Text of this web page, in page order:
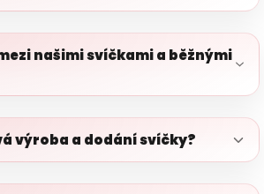
našimi svíčkami a běžnými
výroba a dodání svíčky?